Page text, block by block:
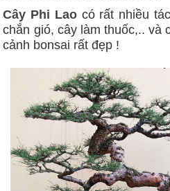
Cây Phi Laocó rất nhiều
chắn gió, cây làm thuốc,.. và
cảnh bonsai rất đẹp !